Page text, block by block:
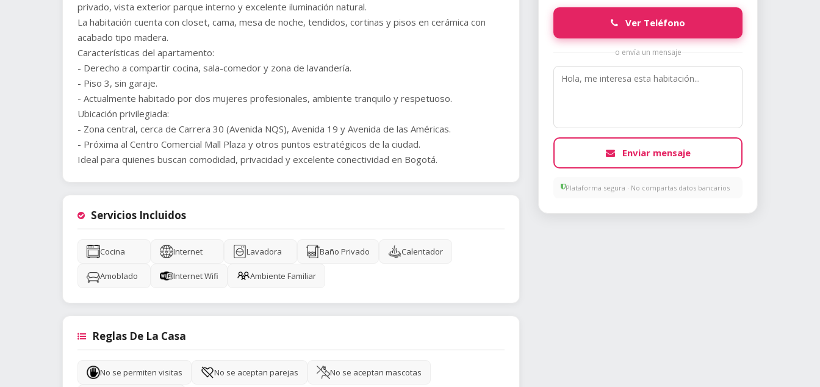
privado, vista exterior parque interno y excelente iluminación natural.
La habitación cuenta con closet, cama, mesa de noche, tendidos, cortinas y pisos en cerámica con
acabado tipo madera.
Características del apartamento:
- Derecho a compartir cocina, sala-comedor y zona de lavandería.
- Piso 3, sin garaje.
- Actualmente habitado por dos mujeres profesionales, ambiente tranquilo y respetuoso.
Ubicación privilegiada:
- Zona central, cerca de Carrera 30 (Avenida NQS), Avenida 19 y Avenida de las Américas.
- Próxima al Centro Comercial Mall Plaza y otros puntos estratégicos de la ciudad.
Servicios Incluidos
Cocina Internet Lavadora Baño Privado Calentador
Amoblado Internet Wifi Ambiente Familiar
Reglas De La Casa
No se permiten visitas No se aceptan parejas No se aceptan mascotas
Ver Teléfono
o envía un mensaje
Enviar mensaje
Plataforma segura · No compartas datos bancarios